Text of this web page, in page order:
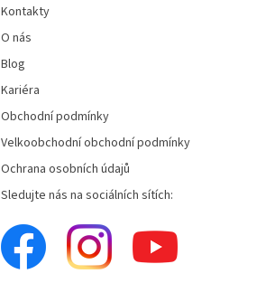
Kontakty
O nás
Blog
Kariéra
Obchodní podmínky
Velkoobchodní obchodní podmínky
Ochrana osobních údajů
Sledujte nás na sociálních sítích: